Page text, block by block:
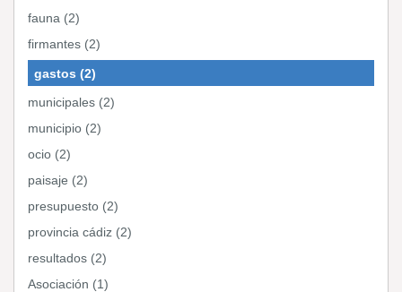
fauna (2)
firmantes (2)
gastos (2)
municipales (2)
municipio (2)
ocio (2)
paisaje (2)
presupuesto (2)
provincia cádiz (2)
resultados (2)
Asociación (1)